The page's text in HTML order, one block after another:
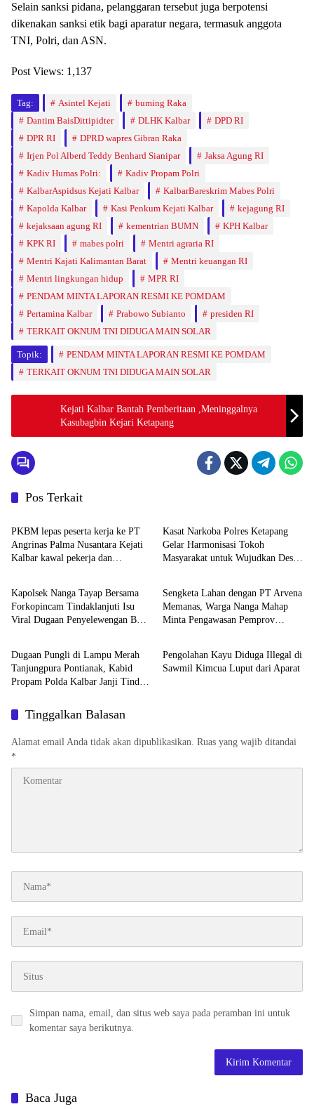
Selain sanksi pidana, pelanggaran tersebut juga berpotensi
dikenakan sanksi etik bagi aparatur negara, termasuk anggota
TNI, Polri, dan ASN.
Post Views: 1,137
Tag: Asintel Kejati
buming Raka
Dantim BaisDittipidter
DLHK Kalbar
DPD RI
DPR RI
DPRD wapres Gibran Raka
Irjen Pol Alberd Teddy Benhard Sianipar
Jaksa Agung RI
Kadiv Humas Polri:
Kadiv Propam Polri
KalbarAspidsus Kejati Kalbar
KalbarBareskrim Mabes Polri
Kapolda Kalbar
Kasi Penkum Kejati Kalbar
kejagung RI
kejaksaan agung RI
kementrian BUMN
KPH Kalbar
KPK RI
mabes polri
Mentri agraria RI
Mentri Kajati Kalimantan Barat
Mentri keuangan RI
Mentri lingkungan hidup
MPR RI
PENDAM MINTA LAPORAN RESMI KE POMDAM
Pertamina Kalbar
Prabowo Subianto
presiden RI
TERKAIT OKNUM TNI DIDUGA MAIN SOLAR
Topik:
PENDAM MINTA LAPORAN RESMI KE POMDAM
TERKAIT OKNUM TNI DIDUGA MAIN SOLAR
Kejati Kalbar Bantah Pemberitaan ,Meninggalnya
Kasubagbin Kejari Ketapang
Pos Terkait
Uncategorized
PKBM lepas peserta kerja ke PT
Angrinas Palma Nusantara Kejati
Kalbar kawal pekerja dan
Kasat Narkoba Polres Ketapang
Gelar Harmonisasi Tokoh
Masyarakat untuk Wujudkan Desa
Uncategorized
Kapolsek Nanga Tayap Bersama
Forkopincam Tindaklanjuti Isu
Viral Dugaan Penyelewengan BBM
Uncategorized
Sengketa Lahan dengan PT Arvena
Memanas, Warga Nanga Mahap
Minta Pengawasan Pemprov
Berita
Dugaan Pungli di Lampu Merah
Tanjungpura Pontianak, Kabid
Propam Polda Kalbar Janji Tindak
Berita
Pengolahan Kayu Diduga Illegal di
Sawmil Kimcua Luput dari Aparat
Tinggalkan Balasan
Alamat email Anda tidak akan dipublikasikan. Ruas yang wajib ditandai
*
Simpan nama, email, dan situs web saya pada peramban ini untuk
komentar saya berikutnya.
Baca Juga